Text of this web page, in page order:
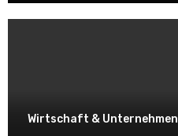
Wirtschaft & Unternehmen